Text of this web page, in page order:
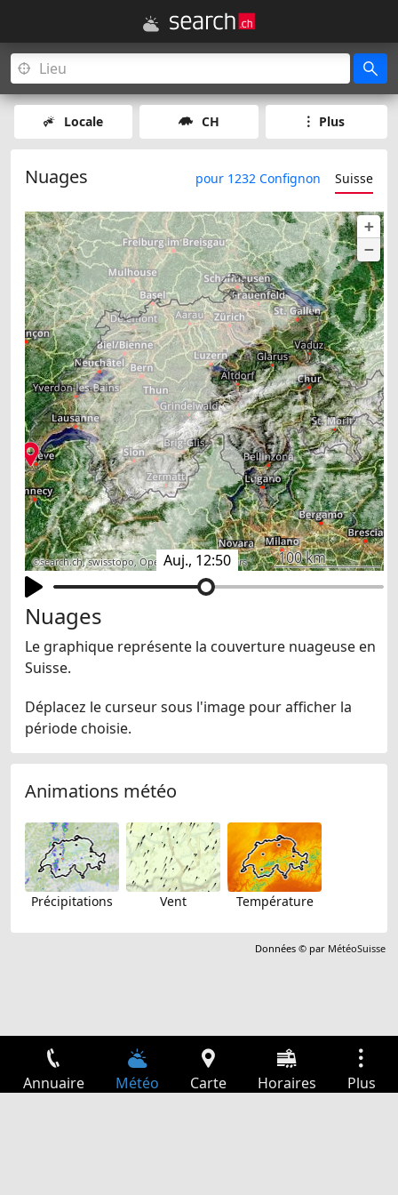
Locale CH Plus
Nuages pour 1232 Confignon Suisse
Auj., 12:50
+
−
©search.ch,swisstopo,OpenStreetMap,others 100 km
Nuages
Le graphique représente la couverture nuageuse en
Suisse.
Déplacez le curseur sous l'image pour afficher la
période choisie.
Animations météo
Précipitations Vent Température
Données © par MétéoSuisse
Annuaire Météo Carte Horaires Plus